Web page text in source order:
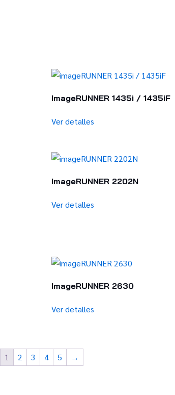
ImageRUNNER 1435i / 1435iF
Ver detalles
ImageRUNNER 2202N
Ver detalles
ImageRUNNER 2630
Ver detalles
1 2 3 4 5 →